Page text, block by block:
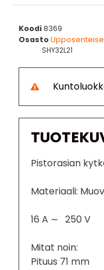
Koodi8369
Osasto
SHY32L21
Pistorasian
Materiaali:
16 A ∼ 250 V
Mitat noin:
Pituus 71 mm